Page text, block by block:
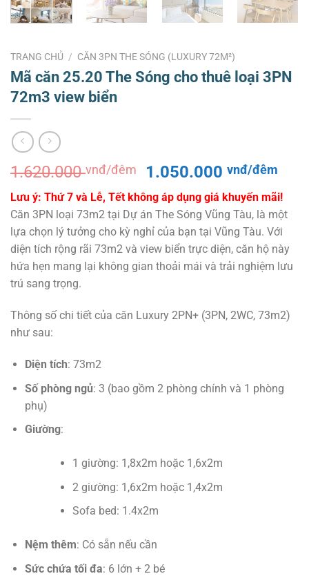
TRANG CHỦ / CĂN 3PN THE SÓNG (LUXURY 72M²)
Mã căn 25.20 The Sóng cho thuê loại 3PN
72m3 view biển
1.620.000vnđ/đêm
Giá
gốc
là:
1.620.000 vnđ/
đêm.
1.050.000vnđ/đêm
hiện
tại
là:
Lưu ý: Thứ 7 và Lễ, Tết không áp dụng giá khuyến mãi!
Căn 3PN loại 73m2 tại Dự án The Sóng Vũng Tàu, là một
lựa chọn lý tưởng cho kỳ nghỉ của bạn tại Vũng Tàu. Với
diện tích rộng rãi 73m2 và view biển trực diện, căn hộ này
hứa hẹn mang lại không gian thoải mái và trải nghiệm lưu
trú sang trọng.
Thông số chi tiết của căn Luxury 2PN+ (3PN, 2WC, 73m2)
như sau:
Diện tích: 73m2
Số phòng ngủ: 3 (bao gồm 2 phòng chính và 1 phòng
phụ)
Giường:
1 giường: 1,8x2m hoặc 1,6x2m
2 giường: 1,6x2m hoặc 1,4x2m
Sofa bed: 1.4x2m
Nệm thêm: Có sẵn nếu cần
Sức chứa tối đa: 6 lớn + 2 bé